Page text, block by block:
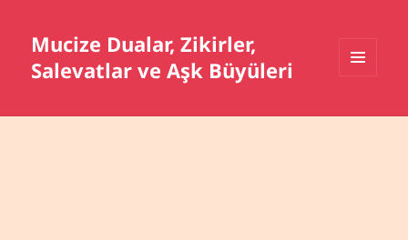
Mucize Dualar, Zikirler,
Salevatlar ve Aşk Büyüleri
BILEŞENLER